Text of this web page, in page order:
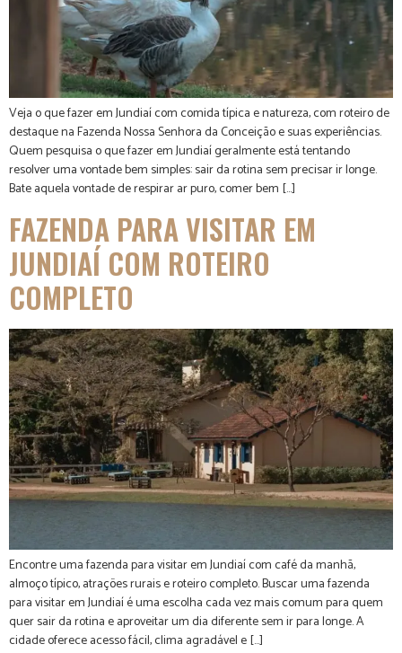
Veja o que fazer em Jundiaí com comida típica e natureza, com roteiro de
destaque na Fazenda Nossa Senhora da Conceição e suas experiências.
Quem pesquisa o que fazer em Jundiaí geralmente está tentando
resolver uma vontade bem simples: sair da rotina sem precisar ir longe.
Bate aquela vontade de respirar ar puro, comer bem […]
FAZENDA PARA VISITAR EM
JUNDIAÍ COM ROTEIRO
COMPLETO
Encontre uma fazenda para visitar em Jundiaí com café da manhã,
almoço típico, atrações rurais e roteiro completo. Buscar uma fazenda
para visitar em Jundiaí é uma escolha cada vez mais comum para quem
quer sair da rotina e aproveitar um dia diferente sem ir para longe. A
cidade oferece acesso fácil, clima agradável e […]